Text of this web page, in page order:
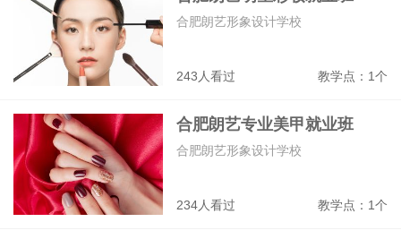
243人看过 教学点：1个
合肥朗艺形象设计学校
合肥朗艺专业美甲就业班
234人看过 教学点：1个
合肥朗艺形象设计学校